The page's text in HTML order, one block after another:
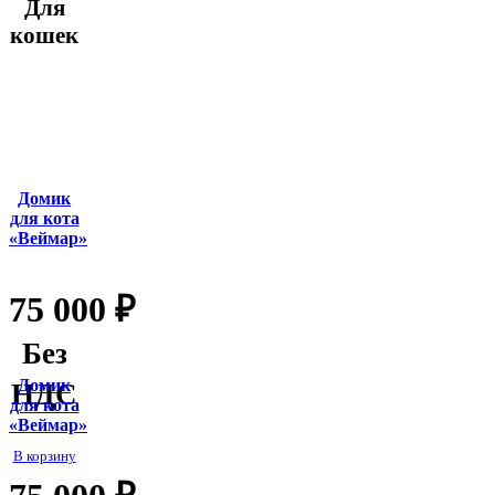
Домик
для кота
«Веймар»
75 000 ₽
Без
НДС
В корзину
Для
кошек
Домик
для кота
«Веймар»